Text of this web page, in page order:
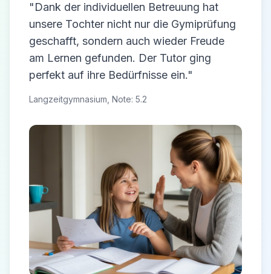
"Dank der individuellen Betreuung hat
unsere Tochter nicht nur die Gymiprüfung
geschafft, sondern auch wieder Freude
am Lernen gefunden. Der Tutor ging
perfekt auf ihre Bedürfnisse ein."
Langzeitgymnasium, Note: 5.2